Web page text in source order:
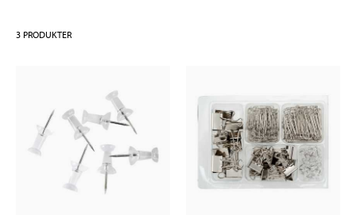
3 PRODUKTER